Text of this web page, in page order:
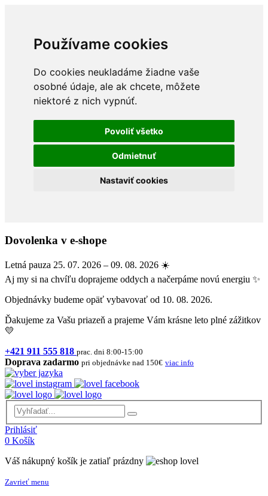
Používame cookies
Do cookies neukladáme žiadne vaše
osobné údaje, ale ak chcete, môžete
niektoré z nich vypnúť.
Povoliť všetko
Odmietnuť
Nastaviť cookies
Dovolenka v e-shope
Letná pauza 25. 07. 2026 – 09. 08. 2026 ☀️
Aj my si na chvíľu doprajeme oddych a načerpáme novú energiu ✨
Objednávky budeme opäť vybavovať od 10. 08. 2026.
Ďakujeme za Vašu priazeň a prajeme Vám krásne leto plné zážitkov
💛
+421 911 555 818 prac. dni 8:00-15:00
Doprava zadarmo pri objednávke nad 150€ viac info
Prihlásiť
0 Košík
Váš nákupný košík je zatiaľ prázdny
Zavrieť menu